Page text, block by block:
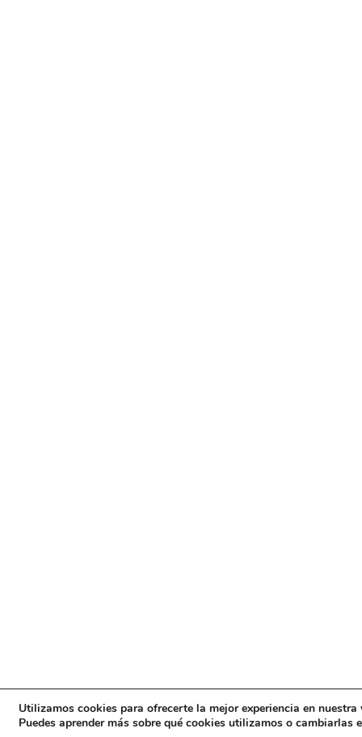
Utilizamos cookies para ofrecerte la mejor experiencia en nuestra
Puedes aprender más sobre qué cookies utilizamos o